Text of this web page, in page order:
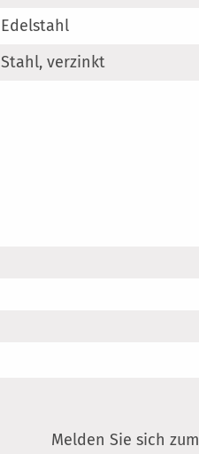
Edelstahl
Stahl, verzinkt
Melden Sie sich zum